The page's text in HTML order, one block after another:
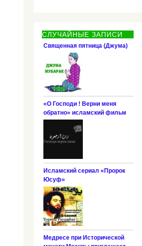
СЛУЧАЙНЫЕ ЗАПИСИ
Священная пятница (Джума)
«О Господи ! Верни меня
обратно» исламский фильм
Исламский сериал «Пророк
Юсуф»
Медресе при Исторической